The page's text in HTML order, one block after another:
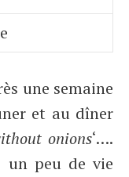
une semaine
et au dîner
onions‘….
un peu de vie